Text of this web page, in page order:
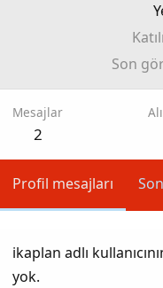
Son
Mesajlar
2
Profil mesajları
ikaplan adlı
yok.